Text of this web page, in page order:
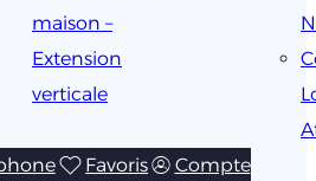
maison –
Extension
verticale
Favoris Compte